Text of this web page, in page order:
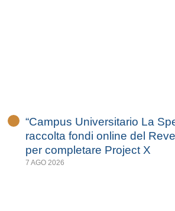
“Campus Universitario La
raccolta fondi online del
per completare Project X
7 AGO 2026